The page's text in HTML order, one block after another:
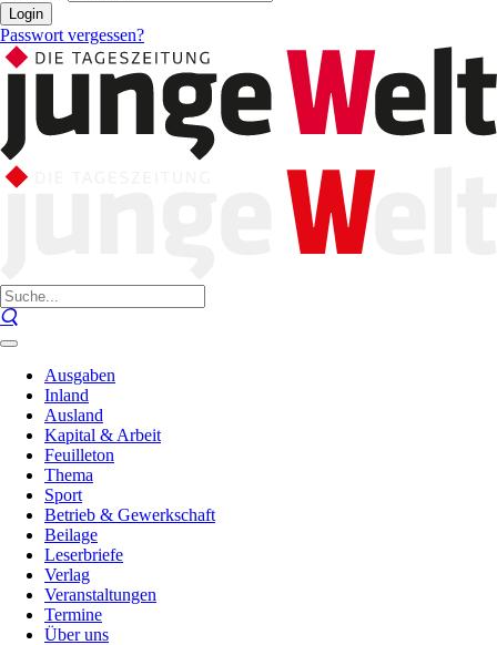
Login
Passwort vergessen?
Ausgaben
Inland
Ausland
Kapital & Arbeit
Feuilleton
Thema
Sport
Betrieb & Gewerkschaft
Beilage
Leserbriefe
Verlag
Veranstaltungen
Termine
Über uns